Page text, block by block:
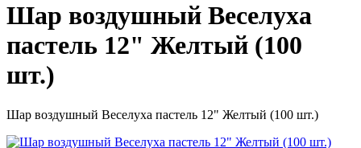
Шар воздушный Веселуха
пастель 12" Желтый (100
шт.)
Шар воздушный Веселуха пастель 12" Желтый (100 шт.)